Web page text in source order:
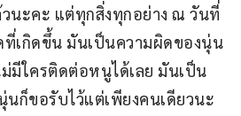
นะคะ แต่ทุกสิ่งทุกอย่าง ณ วันที่
เกิดขึ้น มันเป็นความผิดของนุ่น
มีใครติดต่อหนูได้เลย มันเป็น
ก็ขอรับไว้แต่เพียงคนเดียวนะ